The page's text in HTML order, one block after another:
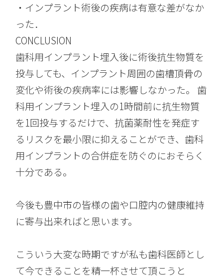
・インプラント術後の疾病は有意な差がなか
った．
CONCLUSION
歯科用インプラント埋入後に術後抗生物質を
投与しても、インプラント周囲の歯槽頂骨の
変化や術後の疾病率には影響しなかった。 歯
科用インプラント埋入の1時間前に抗生物質
を1回投与するだけで、抗菌薬耐性を発症す
るリスクを最小限に抑えることができ、歯科
用インプラントの合併症を防ぐのにおそらく
十分である。
今後も豊中市の皆様の歯や口腔内の健康維持
に寄与出来ればと思います。
こういう大変な時期ですが私も歯科医師とし
て今できることを精一杯させて頂こうと